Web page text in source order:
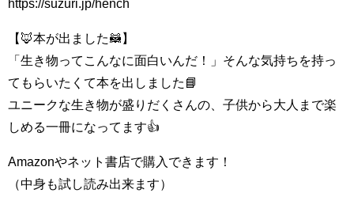
https://suzuri.jp/hench
【🦊本が出ました🦝】
「生き物ってこんなに面白いんだ！」そんな気持ちを持っ
てもらいたくて本を出しました📘
ユニークな生き物が盛りだくさんの、子供から大人まで楽
しめる一冊になってます👍
Amazonやネット書店で購入できます！
（中身も試し読み出来ます）